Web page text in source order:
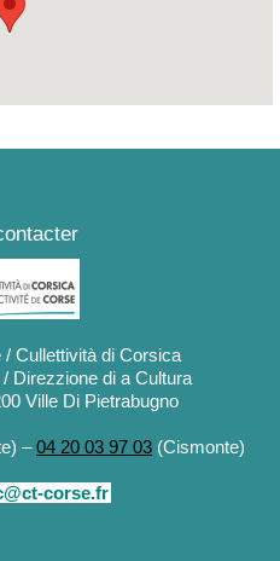
Cullettività di Corsica
Direzzione di a Cultura
Ville Di Pietrabugno
–04 20 03 97 03 (Cismonte)
corse.fr